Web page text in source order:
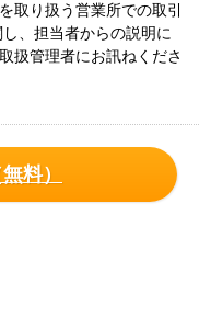
取り扱う営業所での取引
、担当者からの説明に
扱管理者にお訊ねくださ
料）